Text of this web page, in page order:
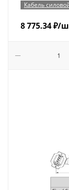
Кабель
8 775.34₽/